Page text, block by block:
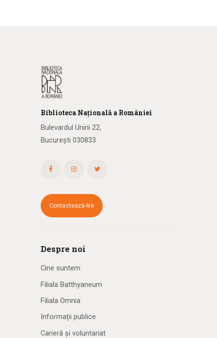
Biblioteca Națională a României
Bulevardul Unirii 22,
București 030833
Contactează-Ne
Despre noi
Cine suntem
Filiala Batthyaneum
Filiala Omnia
Informații publice
Carieră și voluntariat